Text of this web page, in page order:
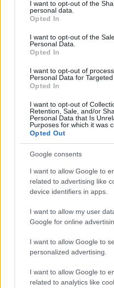
not limited to your visit or
grant or deny consent to
use your data for below
consent section.
I want to opt-out of the
personal data.
Opted In
I want to opt-out of the
Personal Data.
Opted In
I want to opt-out of
Personal Data for Targeted
Opted In
I want to opt-out of
Retention, Sale, and/or
Personal Data that Is
Purposes for which it was
Opted Out
Google consents
I want to allow Google to
related to advertising like
device identifiers in apps.
I want to allow my user
Google for online
I want to allow Google to
personalized advertising.
I want to allow Google to
related to analytics like
kezdeti lelkesedés, a
A szem
Festményvizsgálati labor•2013.
Műkereskedelmi
kapcsolata, avagy kinek és
(A Festményvizsgálati